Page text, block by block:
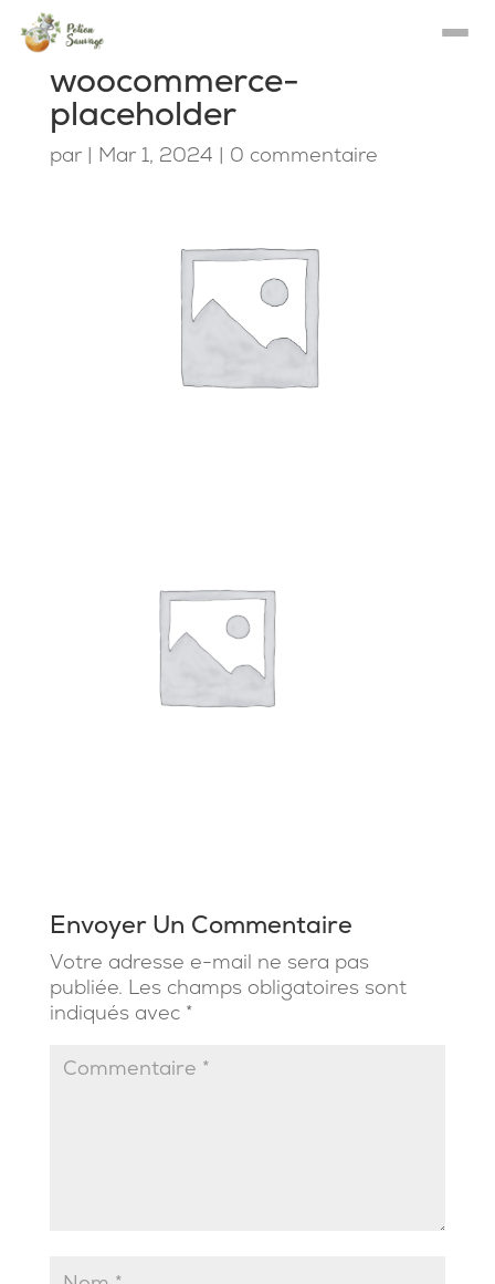
woocommerce-
placeholder
par | Mar 1, 2024 | 0 commentaire
Envoyer Un Commentaire
Votre adresse e-mail ne sera pas
publiée. Les champs obligatoires sont
indiqués avec *